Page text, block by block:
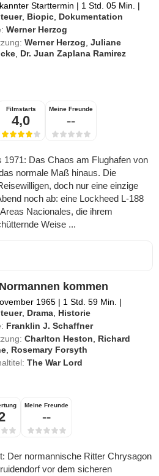
Starttermin | 1 Std. 05 Min. |
, Biopic Dokumentation
Werner Herzog
Werner Herzog ,Juliane
Dr. Juan Zaplana Ramirez
Filmstarts
4,0
Meine Freunde
--
1971: Das Chaos am Flughafen von
normale Maß hinaus. Die
doch nur eine einzige
noch ab: eine Lockheed L-188
Nacionales, die ihrem
Weise ...
kommen
1965 | 1 Std. 59 Min. |
, Drama Historie
Franklin J. Schaffner
Charlton Heston
Richard
Rosemary Forsyth
The War Lord
Meine Freunde
--
Der normannische Ritter Chrysagon
vor dem sicheren